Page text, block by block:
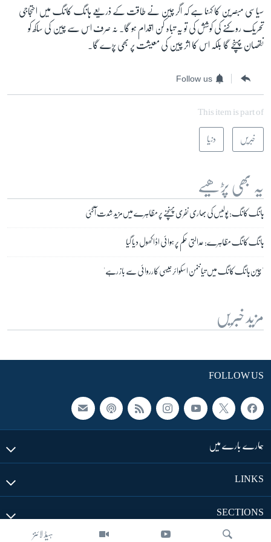
ہیڈ لائنز
سیاسی مبصرین کا کہنا ہے کہ اگر چین نے طاقت کے ذریعے ہانگ کانگ میں احتجاجی
تحریک روکنے کی کوشش کی تو یہ تباہ کن اقدام ہو گا۔ نہ صرف اس سے چین کی ساکھ کو
نقصان پہنچے گا بلکہ اس کا اثر چین کی معیشت پر بھی پڑے گا۔
Follow us
This item is part of
خبریں دنیا
یہ بھی پڑھیے
ہانگ کانگ: پولیس کی بھاری نفری پہنچنے پر مظاہرے میں مزید شدت آ گئی
ہانگ کانگ مظاہرے: عدالتی حکم پر ہوائی اڈا کھول دیا گیا
'چین ہانگ کانگ میں تیاننمن اسکوائر جیسی کارروائی سے باز رہے'
مزید خبریں
FOLLOW US
ہمارے بارے میں
LINKS
SECTIONS